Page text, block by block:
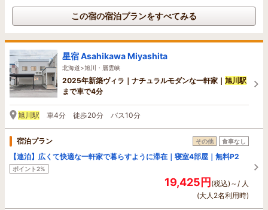
この宿の宿泊プランをすべてみる
星宿 Asahikawa Miyashita
北海道>旭川・層雲峡
2025年新築ヴィラ｜ナチュラルモダンな一軒家｜ 旭川駅
まで車で4分
旭川駅 車4分 徒歩20分 バス10分
宿泊プラン その他 食事なし
【連泊】広くて快適な一軒家で暮らすように滞在｜寝室4部屋｜無料P2
ポイント2%
19,425円(税込)～/ 人
(大人2名利用時)